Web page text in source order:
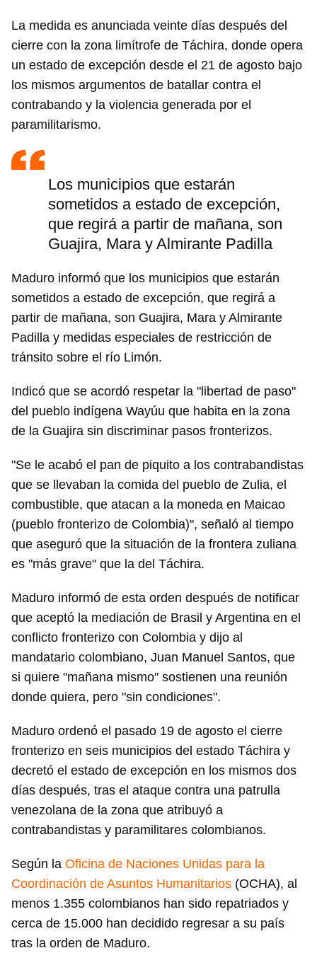
La medida es anunciada veinte días después del
cierre con la zona limítrofe de Táchira, donde opera
un estado de excepción desde el 21 de agosto bajo
los mismos argumentos de batallar contra el
contrabando y la violencia generada por el
paramilitarismo.
Los municipios que estarán
sometidos a estado de excepción,
que regirá a partir de mañana, son
Guajira, Mara y Almirante Padilla
Maduro informó que los municipios que estarán
sometidos a estado de excepción, que regirá a
partir de mañana, son Guajira, Mara y Almirante
Padilla y medidas especiales de restricción de
tránsito sobre el río Limón.
Indicó que se acordó respetar la "libertad de paso"
del pueblo indígena Wayúu que habita en la zona
de la Guajira sin discriminar pasos fronterizos.
"Se le acabó el pan de piquito a los contrabandistas
que se llevaban la comida del pueblo de Zulia, el
combustible, que atacan a la moneda en Maicao
(pueblo fronterizo de Colombia)", señaló al tiempo
que aseguró que la situación de la frontera zuliana
es "más grave" que la del Táchira.
Maduro informó de esta orden después de notificar
que aceptó la mediación de Brasil y Argentina en el
conflicto fronterizo con Colombia y dijo al
mandatario colombiano, Juan Manuel Santos, que
si quiere "mañana mismo" sostienen una reunión
donde quiera, pero "sin condiciones".
Maduro ordenó el pasado 19 de agosto el cierre
fronterizo en seis municipios del estado Táchira y
decretó el estado de excepción en los mismos dos
días después, tras el ataque contra una patrulla
venezolana de la zona que atribuyó a
contrabandistas y paramilitares colombianos.
Según la Oficina de Naciones Unidas para la
Coordinación de Asuntos Humanitarios (OCHA), al
menos 1.355 colombianos han sido repatriados y
cerca de 15.000 han decidido regresar a su país
tras la orden de Maduro.